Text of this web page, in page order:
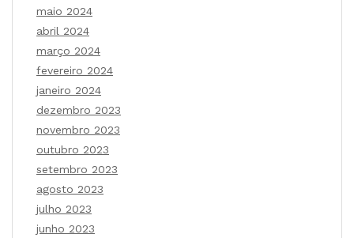
maio 2024
abril 2024
março 2024
fevereiro 2024
janeiro 2024
dezembro 2023
novembro 2023
outubro 2023
setembro 2023
agosto 2023
julho 2023
junho 2023